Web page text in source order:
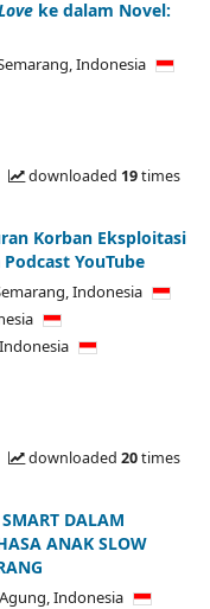
ke dalam Novel:
Indonesia
downloaded 19times
Korban Eksploitasi
YouTube
Indonesia
Indonesia
downloaded 20times
DALAM
ANAK SLOW
Indonesia